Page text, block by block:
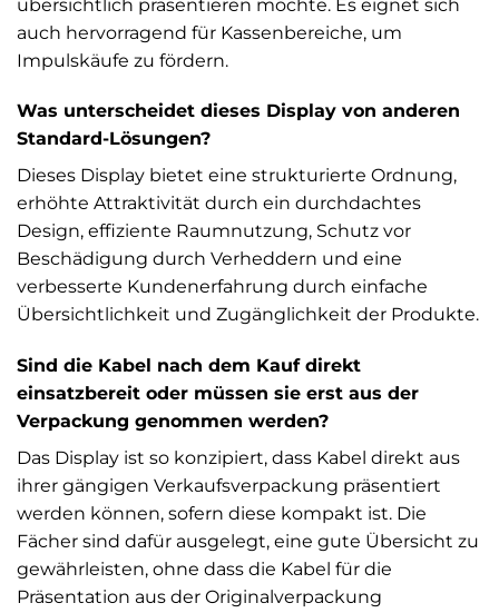
übersichtlich präsentieren möchte. Es eignet sich
auch hervorragend für Kassenbereiche, um
Impulskäufe zu fördern.
Was unterscheidet dieses Display von anderen
Standard-Lösungen?
Dieses Display bietet eine strukturierte Ordnung,
erhöhte Attraktivität durch ein durchdachtes
Design, effiziente Raumnutzung, Schutz vor
Beschädigung durch Verheddern und eine
verbesserte Kundenerfahrung durch einfache
Übersichtlichkeit und Zugänglichkeit der Produkte.
Sind die Kabel nach dem Kauf direkt
einsatzbereit oder müssen sie erst aus der
Verpackung genommen werden?
Das Display ist so konzipiert, dass Kabel direkt aus
ihrer gängigen Verkaufsverpackung präsentiert
werden können, sofern diese kompakt ist. Die
Fächer sind dafür ausgelegt, eine gute Übersicht zu
gewährleisten, ohne dass die Kabel für die
Präsentation aus der Originalverpackung